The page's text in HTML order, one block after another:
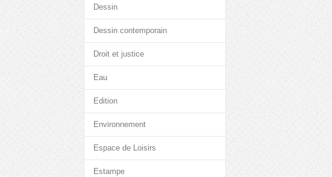
Dessin
Dessin contemporain
Droit et justice
Eau
Edition
Environnement
Espace de Loisirs
Estampe